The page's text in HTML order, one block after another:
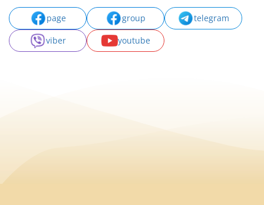
page group
telegram
viber
youtube